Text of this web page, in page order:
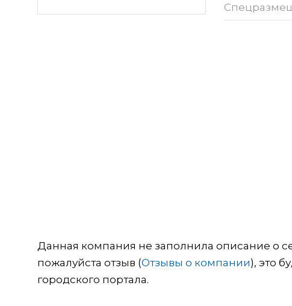
Данная компания не заполнила описание о
пожалуйста отзыв (Отзывы о компании), это
городского портала.